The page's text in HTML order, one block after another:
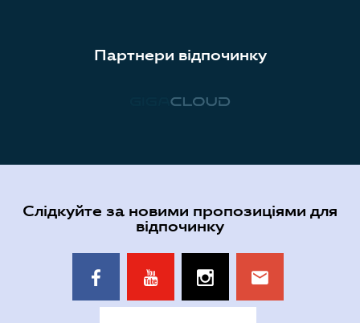
Партнери відпочинку
Слідкуйте за новими пропозиціями для
відпочинку